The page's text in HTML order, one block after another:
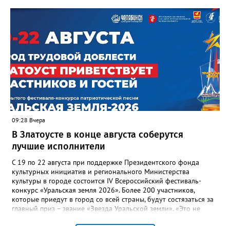
отметили и недочёты. «Например, управляющие компании
несвоевременно приняли меры для предотвращения
“перемерзания” общей домовой тепловой сети
многоквартирного дома, отсутствовало взаимодействие с
ресурсоснабжающей организацией, ЕДДС и иными службами»,
— сообщила начальник Главного управления ГЖИ Ирина
Настенко. В следующий раз, рекомендовали в
Госжилинспекции, службы должны действовать слаженно. И
оперативно делиться информацией со всеми
заинтересованными – от поставщика тепла до конечных
потребителей.
09:28 Вчера
В Златоусте в конце августа соберутся
лучшие исполнители
С 19 по 22 августа при поддержке Президентского фонда
культурных инициатив и регионального Министерства
культуры в городе состоится IV Всероссийский фестиваль-
конкурс «Уральская земля 2026». Более 200 участников,
которые приедут в город со всей страны, будут состязаться за
главный приз – звание «Звезда Уральской земли». «Это не